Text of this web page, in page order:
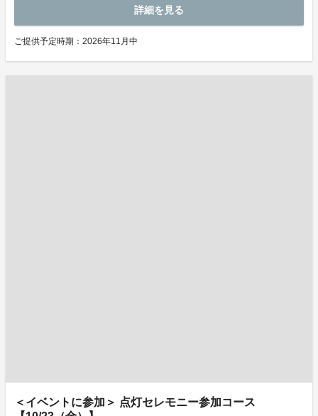
詳細を見る
ご提供予定時期：2026年11月中
＜イベントに参加＞ 点灯セレモニー参加コース